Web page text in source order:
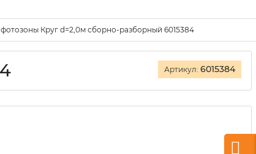
Круг d=2,0м сборно-разборный 6015384
Артикул: 6015384